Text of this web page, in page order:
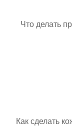
Что делать
Как сделать